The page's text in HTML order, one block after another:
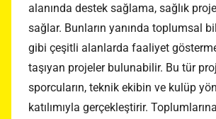
alanında destek sağlama, sağlık
sağlar. Bunların yanında toplumsal
gibi çeşitli alanlarda faaliyet
taşıyan projeler bulunabilir. Bu tür
sporcuların, teknik ekibin ve kulüp
katılımıyla gerçekleştirir.